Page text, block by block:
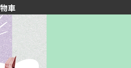
車